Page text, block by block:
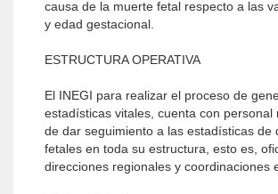
causa de la muerte fetal respecto a las
y edad gestacional.
ESTRUCTURA OPERATIVA
El INEGI para realizar el proceso de
estadísticas vitales, cuenta con personal
de dar seguimiento a las estadísticas de
fetales en toda su estructura, esto es,
direcciones regionales y coordinaciones